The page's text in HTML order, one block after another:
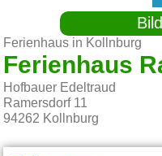
Ferienhaus in Kollnburg
Ferienhaus
Hofbauer Edeltraud
Ramersdorf 11
94262 Kollnburg